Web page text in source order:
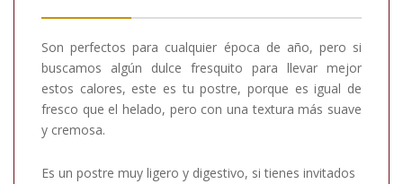
Son perfectos para cualquier época de año, pero si
buscamos algún dulce fresquito para llevar mejor
estos calores, este es tu postre, porque es igual de
fresco que el helado, pero con una textura más suave
y cremosa.
Es un postre muy ligero y digestivo, si tienes invitados